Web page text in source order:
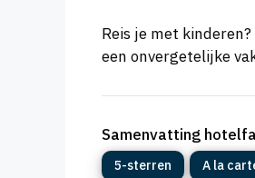
Reis je met kinderen?
een onvergetelijke
Samenvatting
5-sterren A la